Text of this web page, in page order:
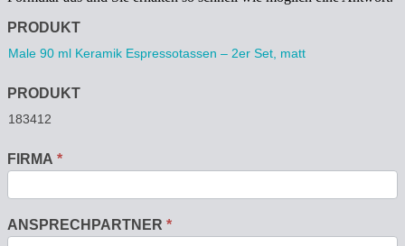
Anfrage
PRODUKT
PRODUKT
FIRMA *
ANSPRECHPARTNER *